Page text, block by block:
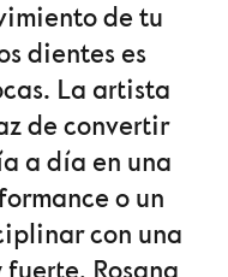
de tu
dientes es
La artista
de convertir
a día en una
o un
con una